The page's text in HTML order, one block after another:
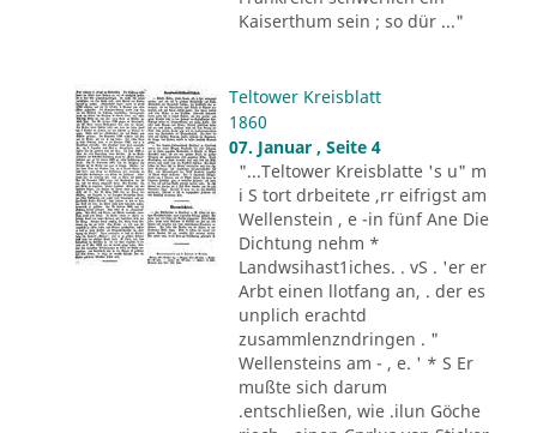
Kaiserthum sein ; so dür ..."
Teltower Kreisblatt
1860
07. Januar , Seite 4
"...Teltower Kreisblatte 's u" m
i S tort drbeitete ,rr eifrigst am
Wellenstein , e -in fünf Ane Die
Dichtung nehm *
Landwsihast1iches. . vS . 'er er
Arbt einen llotfang an, . der es
unplich erachtd
zusammlenzndringen . "
Wellensteins am - , e. ' * S Er
mußte sich darum
.entschließen, wie .ilun Göche